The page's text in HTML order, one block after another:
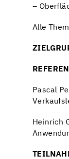
–
Alle
Pascal
Heinrich